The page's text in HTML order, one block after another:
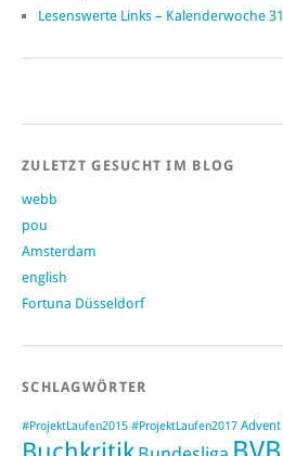
Lesenswerte Links – Kalenderwoche 31
ZULETZT GESUCHT IM BLOG
webb
pou
Amsterdam
english
Fortuna Düsseldorf
SCHLAGWÖRTER
#ProjektLaufen2015 #ProjektLaufen2017 Advent